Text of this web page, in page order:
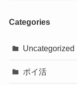
Categories
Uncategorized
ポイ活